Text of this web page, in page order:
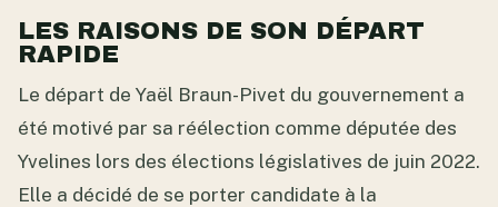
LES RAISONS DE SON DÉPART
RAPIDE
Le départ de Yaël Braun-Pivet du gouvernement a
été motivé par sa réélection comme députée des
Yvelines lors des élections législatives de juin 2022.
Elle a décidé de se porter candidate à la